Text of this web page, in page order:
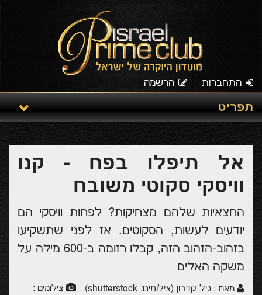
התחברות הרשמה
תפריט
אל תיפלו בפח - קנו
וויסקי סקוטי משובח
החצאיות שלהם מצחיקות? לפחות וויסקי הם
יודעים לעשות, הסקוטים. אז לפני שתשקיעו
בזהוב-הזהוב הזה, קבלו רזומה ב-600 מילה על
משקה האלים
מאת : גיל קדרון (צילומים: shutterstock)
צילומים :